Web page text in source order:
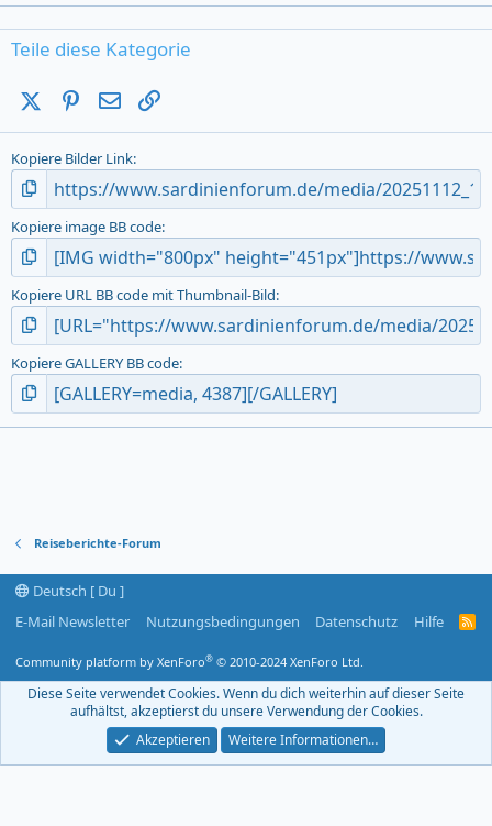
Teile diese Kategorie
X (Twitter)Pinterest
E-Mail
Kopiere Bilder Link
Kopiere image BB code
Kopiere URL BB code mit Thumbnail-Bild
Kopiere GALLERY BB code
Reiseberichte-Forum
Deutsch [ Du ]
E-Mail Newsletter
Nutzungsbedingungen Datenschutz Hilfe
R
F
Community platform by XenForo® © 2010-2024 XenForo Ltd.
Diese Seite verwendet Cookies. Wenn du dich weiterhin auf dieser Seite
aufhältst, akzeptierst du unsere Verwendung der Cookies.
Akzeptieren
Weitere Informationen…